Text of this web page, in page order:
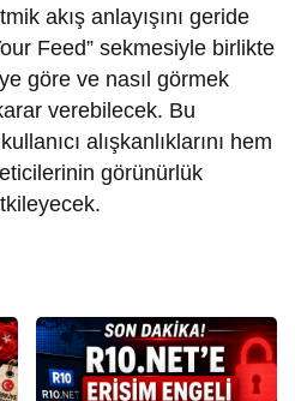
akış anlayışını geride
Feed” sekmesiyle birlikte
göre ve nasıl görmek
verebilecek. Bu
alışkanlıklarını hem
görünürlük